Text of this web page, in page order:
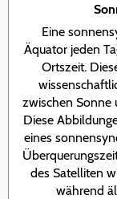
Eine
Äquator jeden
Ortszeit.
zwischen Sonne
Diese
eines
des Satelliten
während